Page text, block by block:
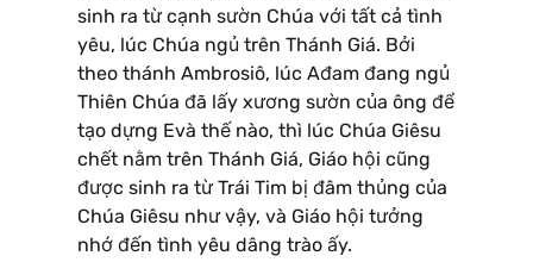
sinh ra từ cạnh sườn Chúa với tất cả tình
yêu, lúc Chúa ngủ trên Thánh Giá. Bởi
theo thánh Ambrosiô, lúc Ađam đang ngủ
Thiên Chúa đã lấy xương sườn của ông để
tạo dựng Evà thế nào, thì lúc Chúa Giêsu
chết nằm trên Thánh Giá, Giáo hội cũng
được sinh ra từ Trái Tim bị đâm thủng của
Chúa Giêsu như vậy, và Giáo hội tưởng
nhớ đến tình yêu dâng trào ấy.